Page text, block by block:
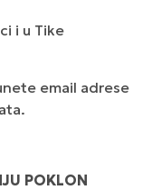
i u Tike
email adrese
POKLON